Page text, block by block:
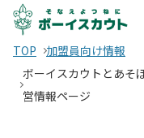
TOP
加盟員向け情報
ボーイスカウトとあ
営情報ページ